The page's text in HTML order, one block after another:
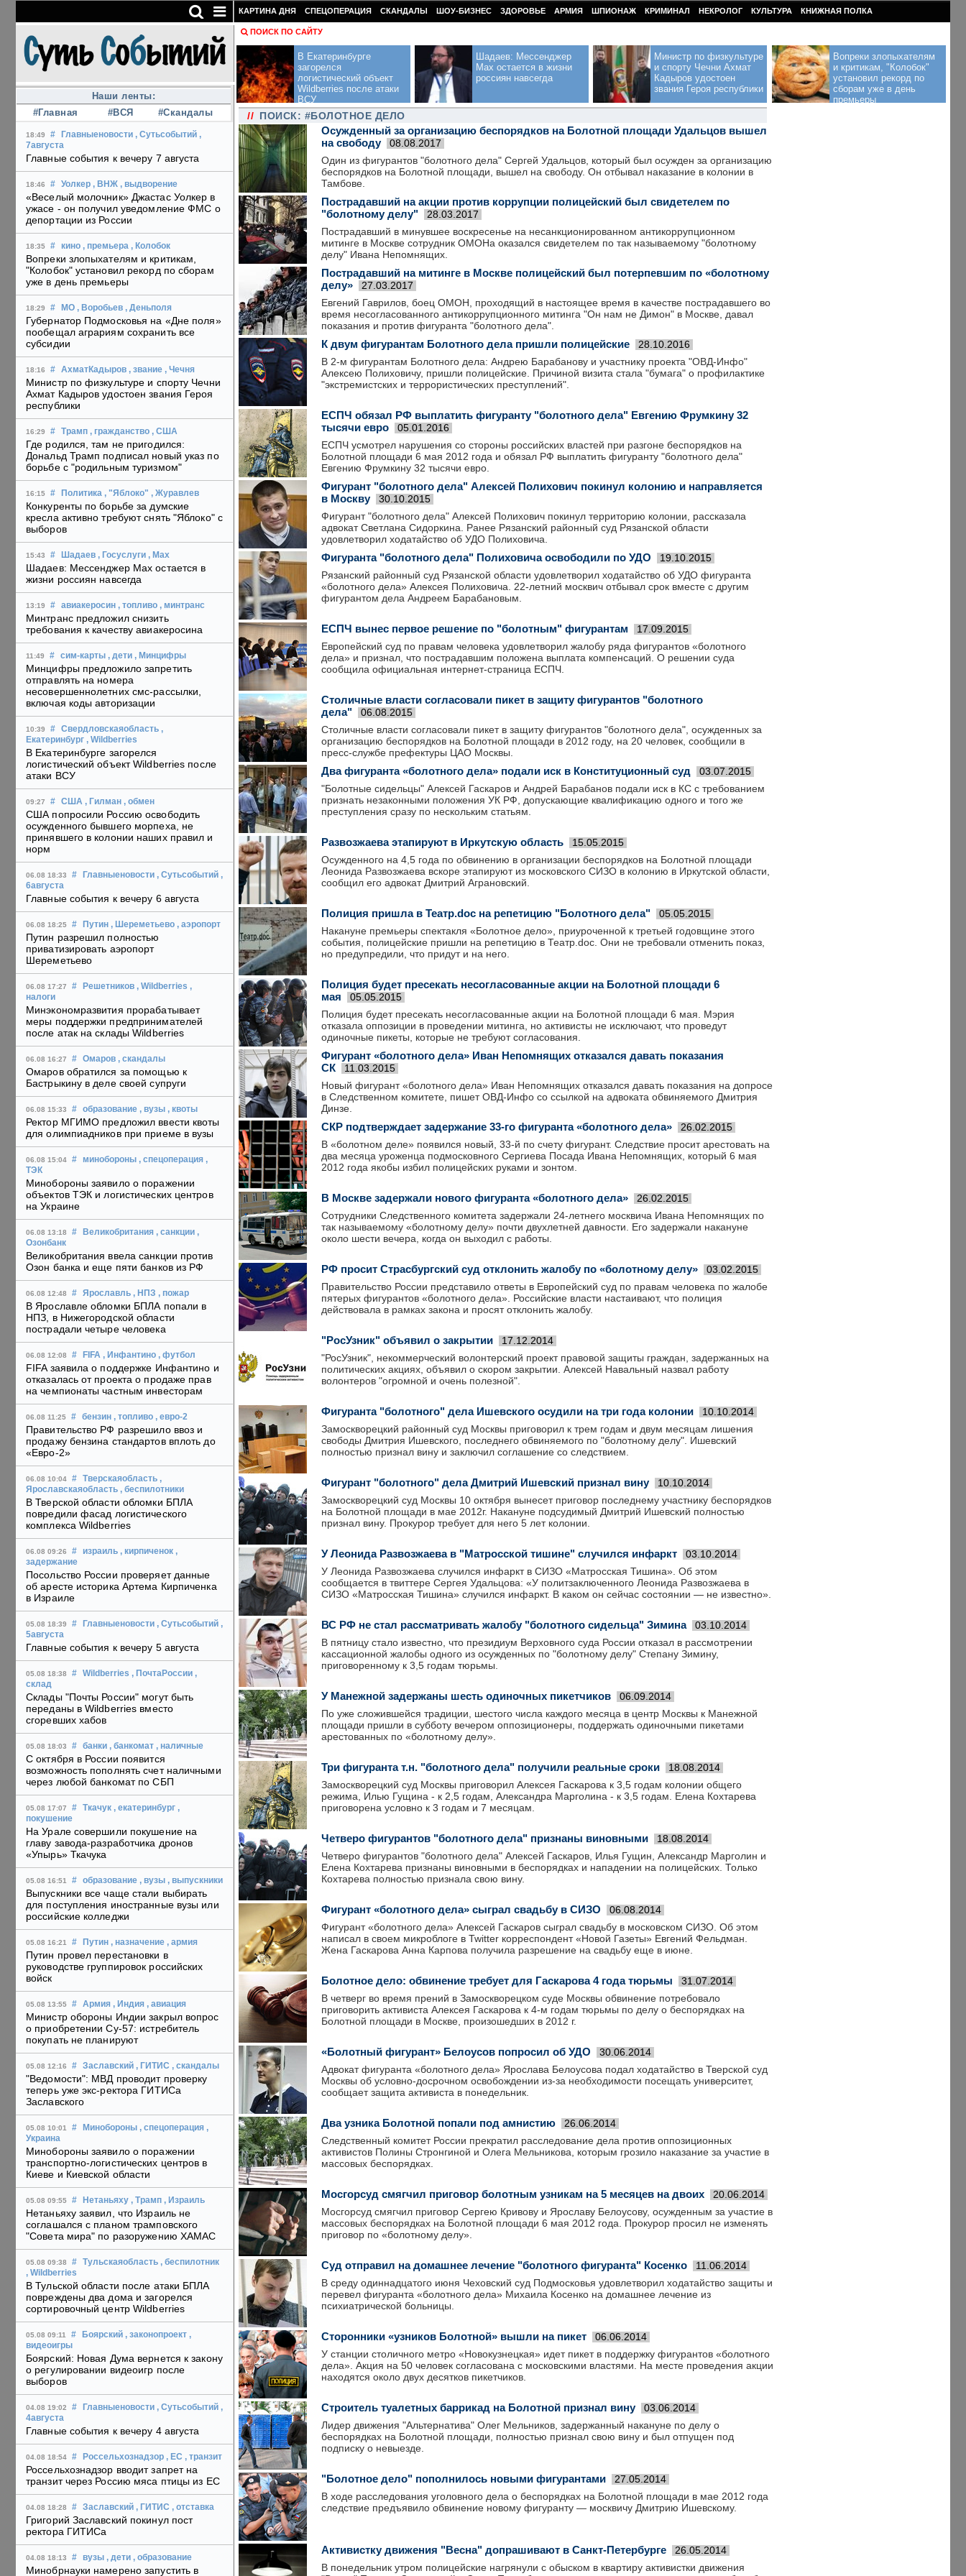
Наши ленты:
#Главная
#ВСЯ #Скандалы
18:49 # Главныеновости , Сутьсобытий ,
7августа
Главные события к вечеру 7 августа
18:46 # Уолкер , ВНЖ , выдворение
«Веселый молочник» Джастас Уолкер в
ужасе - он получил уведомление ФМС о
депортации из России
18:35 # кино , премьера , Колобок
Вопреки злопыхателям и критикам,
"Колобок" установил рекорд по сборам
уже в день премьеры
18:29 # МО , Воробьев , Деньполя
Губернатор Подмосковья на «Дне поля»
пообещал аграриям сохранить все
субсидии
18:16 # АхматКадыров , звание , Чечня
Министр по физкультуре и спорту Чечни
Ахмат Кадыров удостоен звания Героя
республики
16:29 # Трамп , гражданство , США
Где родился, там не пригодился:
Дональд Трамп подписал новый указ по
борьбе с "родильным туризмом"
16:15 # Политика , "Яблоко" , Журавлев
Конкуренты по борьбе за думские
кресла активно требуют снять "Яблоко" с
выборов
15:43 # Шадаев , Госуслуги , Max
Шадаев: Мессенджер Max остается в
жизни россиян навсегда
13:19 # авиакеросин , топливо , минтранс
Минтранс предложил снизить
требования к качеству авиакеросина
11:49 # сим-карты , дети , Минцифры
Минцифры предложило запретить
отправлять на номера
несовершеннолетних смс-рассылки,
включая коды авторизации
10:39 # Свердловскаяобласть ,
Екатеринбург , Wildberries
В Екатеринбурге загорелся
логистический объект Wildberries после
атаки ВСУ
09:27 # США , Гилман , обмен
США попросили Россию освободить
осужденного бывшего морпеха, не
принявшего в колонии наших правил и
норм
06.08 18:33 # Главныеновости , Сутьсобытий ,
6августа
Главные события к вечеру 6 августа
06.08 18:25 # Путин , Шереметьево , аэропорт
Путин разрешил полностью
приватизировать аэропорт
Шереметьево
06.08 17:27 # Решетников , Wildberries ,
налоги
Минэкономразвития прорабатывает
меры поддержки предпринимателей
после атак на склады Wildberries
06.08 16:27 # Омаров , скандалы
Омаров обратился за помощью к
Бастрыкину в деле своей супруги
06.08 15:33 # образование , вузы , квоты
Ректор МГИМО предложил ввести квоты
для олимпиадников при приеме в вузы
06.08 15:04 # минобороны , спецоперация ,
ТЭК
Минобороны заявило о поражении
объектов ТЭК и логистических центров
на Украине
06.08 13:18 # Великобритания , санкции ,
Озонбанк
Великобритания ввела санкции против
Озон банка и еще пяти банков из РФ
06.08 12:48 # Ярославль , НПЗ , пожар
В Ярославле обломки БПЛА попали в
НПЗ, в Нижегородской области
пострадали четыре человека
06.08 12:08 # FIFA , Инфантино , футбол
FIFA заявила о поддержке Инфантино и
отказалась от проекта о продаже прав
на чемпионаты частным инвесторам
06.08 11:25 # бензин , топливо , евро-2
Правительство РФ разрешило ввоз и
продажу бензина стандартов вплоть до
«Евро-2»
06.08 10:04 # Тверскаяобласть ,
Ярославскаяобласть , беспилотники
В Тверской области обломки БПЛА
повредили фасад логистического
комплекса Wildberries
06.08 09:26 # израиль , кирпиченок ,
задержание
Посольство России проверяет данные
об аресте историка Артема Кирпиченка
в Израиле
05.08 18:39 # Главныеновости , Сутьсобытий ,
5августа
Главные события к вечеру 5 августа
05.08 18:38 # Wildberries , ПочтаРоссии ,
склад
Склады "Почты России" могут быть
переданы в Wildberries вместо
сгоревших хабов
05.08 18:03 # банки , банкомат , наличные
С октября в России появится
возможность пополнять счет наличными
через любой банкомат по СБП
05.08 17:07 # Ткачук , екатеринбург ,
покушение
На Урале совершили покушение на
главу завода-разработчика дронов
«Упырь» Ткачука
05.08 16:51 # образование , вузы , выпускники
Выпускники все чаще стали выбирать
для поступления иностранные вузы или
российские колледжи
05.08 16:21 # Путин , назначение , армия
Путин провел перестановки в
руководстве группировок российских
войск
05.08 13:55 # Армия , Индия , авиация
Министр обороны Индии закрыл вопрос
о приобретении Су-57: истребитель
покупать не планируют
05.08 12:16 # Заславский , ГИТИС , скандалы
"Ведомости": МВД проводит проверку
теперь уже экс-ректора ГИТИСа
Заславского
05.08 10:01 # Минобороны , спецоперация ,
Украина
Минобороны заявило о поражении
транспортно-логистических центров в
Киеве и Киевской области
05.08 09:55 # Нетаньяху , Трамп , Израиль
Нетаньяху заявил, что Израиль не
соглашался с планом трамповского
"Совета мира" по разоружению ХАМАС
05.08 09:38 # Тульскаяобласть , беспилотник
, Wildberries
В Тульской области после атаки БПЛА
повреждены два дома и загорелся
сортировочный центр Wildberries
05.08 09:11 # Боярский , законопроект ,
видеоигры
Боярский: Новая Дума вернется к закону
о регулировании видеоигр после
выборов
04.08 19:02 # Главныеновости , Сутьсобытий ,
4августа
Главные события к вечеру 4 августа
04.08 18:54 # Россельхознадзор , ЕС , транзит
Россельхознадзор вводит запрет на
транзит через Россию мяса птицы из ЕС
04.08 18:28 # Заславский , ГИТИС , отставка
Григорий Заславский покинул пост
ректора ГИТИСа
04.08 18:13 # вузы , дети , образование
Минобрнауки намерено запустить в
КАРТИНА ДНЯ СПЕЦОПЕРАЦИЯ СКАНДАЛЫ ШОУ-БИЗНЕС ЗДОРОВЬЕ АРМИЯ ШПИОНАЖ КРИМИНАЛ НЕКРОЛОГ КУЛЬТУРА КНИЖНАЯ ПОЛКА
ПОИСК ПО САЙТУ
В Екатеринбурге
загорелся
логистический объект
Wildberries после атаки
ВСУ
Шадаев: Мессенджер
Max остается в жизни
россиян навсегда
Министр по физкультуре
и спорту Чечни Ахмат
Кадыров удостоен
звания Героя республики
Вопреки злопыхателям
и критикам, "Колобок"
установил рекорд по
сборам уже в день
премьеры
// ПОИСК: #БОЛОТНОЕ ДЕЛО
Осужденный за организацию беспорядков на Болотной площади Удальцов вышел
на свободу
08.08.2017
Один из фигурантов "болотного дела" Сергей Удальцов, который был осужден за организацию
беспорядков на Болотной площади, вышел на свободу. Он отбывал наказание в колонии в
Тамбове.
Пострадавший на акции против коррупции полицейский был свидетелем по
"болотному делу"
28.03.2017
Пострадавший в минувшее воскресенье на несанкционированном антикоррупционном
митинге в Москве сотрудник ОМОНа оказался свидетелем по так называемому "болотному
делу" Ивана Непомнящих.
Пострадавший на митинге в Москве полицейский был потерпевшим по «болотному
делу»
27.03.2017
Евгений Гаврилов, боец ОМОН, проходящий в настоящее время в качестве пострадавшего во
время несогласованного антикоррупционного митинга "Он нам не Димон" в Москве, давал
показания и против фигуранта "болотного дела".
К двум фигурантам Болотного дела пришли полицейские 28.10.2016
В 2-м фигурантам Болотного дела: Андрею Барабанову и участнику проекта "ОВД-Инфо"
Алексею Полиховичу, пришли полицейские. Причиной визита стала "бумага" о профилактике
"экстремистских и террористических преступлений".
ЕСПЧ обязал РФ выплатить фигуранту "болотного дела" Евгению Фрумкину 32
тысячи евро
05.01.2016
ЕСПЧ усмотрел нарушения со стороны российских властей при разгоне беспорядков на
Болотной площади 6 мая 2012 года и обязал РФ выплатить фигуранту "болотного дела"
Евгению Фрумкину 32 тысячи евро.
Фигурант "болотного дела" Алексей Полихович покинул колонию и направляется
в Москву
30.10.2015
Фигурант "болотного дела" Алексей Полихович покинул территорию колонии, рассказала
адвокат Светлана Сидоркина. Ранее Рязанский районный суд Рязанской области
удовлетворил ходатайство об УДО Полиховича.
Фигуранта "болотного дела" Полиховича освободили по УДО 19.10.2015
Рязанский районный суд Рязанской области удовлетворил ходатайство об УДО фигуранта
«болотного дела» Алексея Полиховича. 22-летний москвич отбывал срок вместе с другим
фигурантом дела Андреем Барабановым.
ЕСПЧ вынес первое решение по "болотным" фигурантам 17.09.2015
Европейский суд по правам человека удовлетворил жалобу ряда фигурантов «болотного
дела» и признал, что пострадавшим положена выплата компенсаций. О решении суда
сообщила официальная интернет-страница ЕСПЧ.
Столичные власти согласовали пикет в защиту фигурантов "болотного
дела"
06.08.2015
Столичные власти согласовали пикет в защиту фигурантов "болотного дела", осужденных за
организацию беспорядков на Болотной площади в 2012 году, на 20 человек, сообщили в
пресс-службе префектуры ЦАО Москвы.
Два фигуранта «болотного дела» подали иск в Конституционный суд 03.07.2015
"Болотные сидельцы" Алексей Гаскаров и Андрей Барабанов подали иск в КС с требованием
признать незаконными положения УК РФ, допускающие квалификацию одного и того же
преступления сразу по нескольким статьям.
Развозжаева этапируют в Иркутскую область 15.05.2015
Осужденного на 4,5 года по обвинению в организации беспорядков на Болотной площади
Леонида Развозжаева вскоре этапируют из московского СИЗО в колонию в Иркутской области,
сообщил его адвокат Дмитрий Аграновский.
Полиция пришла в Театр.doc на репетицию "Болотного дела" 05.05.2015
Накануне премьеры спектакля «Болотное дело», приуроченной к третьей годовщине этого
события, полицейские пришли на репетицию в Театр.doc. Они не требовали отменить показ,
но предупредили, что придут и на него.
Полиция будет пресекать несогласованные акции на Болотной площади 6
мая
05.05.2015
Полиция будет пресекать несогласованные акции на Болотной площади 6 мая. Мэрия
отказала оппозиции в проведении митинга, но активисты не исключают, что проведут
одиночные пикеты, которые не требуют согласования.
Фигурант «болотного дела» Иван Непомнящих отказался давать показания
СК
11.03.2015
Новый фигурант «болотного дела» Иван Непомнящих отказался давать показания на допросе
в Следственном комитете, пишет ОВД-Инфо со ссылкой на адвоката обвиняемого Дмитрия
Динзе.
СКР подтверждает задержание 33-го фигуранта «болотного дела» 26.02.2015
В «болотном деле» появился новый, 33-й по счету фигурант. Следствие просит арестовать на
два месяца уроженца подмосковного Сергиева Посада Ивана Непомнящих, который 6 мая
2012 года якобы избил полицейских руками и зонтом.
В Москве задержали нового фигуранта «болотного дела» 26.02.2015
Сотрудники Следственного комитета задержали 24-летнего москвича Ивана Непомнящих по
так называемому «болотному делу» почти двухлетней давности. Его задержали накануне
около шести вечера, когда он выходил с работы.
РФ просит Страсбургский суд отклонить жалобу по «болотному делу» 03.02.2015
Правительство России представило ответы в Европейский суд по правам человека по жалобе
пятерых фигурантов «болотного дела». Российские власти настаивают, что полиция
действовала в рамках закона и просят отклонить жалобу.
"РосУзник" объявил о закрытии 17.12.2014
"РосУзник", некоммерческий волонтерский проект правовой защиты граждан, задержанных на
политических акциях, объявил о скором закрытии. Алексей Навальный назвал работу
волонтеров "огромной и очень полезной".
Фигуранта "болотного" дела Ишевского осудили на три года колонии 10.10.2014
Замоскворецкий районный суд Москвы приговорил к трем годам и двум месяцам лишения
свободы Дмитрия Ишевского, последнего обвиняемого по "болотному делу". Ишевский
полностью признал вину и заключил соглашение со следствием.
Фигурант "болотного" дела Дмитрий Ишевский признал вину 10.10.2014
Замоскворецкий суд Москвы 10 октября вынесет приговор последнему участнику беспорядков
на Болотной площади в мае 2012г. Накануне подсудимый Дмитрий Ишевский полностью
признал вину. Прокурор требует для него 5 лет колонии.
У Леонида Развозжаева в "Матросской тишине" случился инфаркт 03.10.2014
У Леонида Развозжаева случился инфаркт в СИЗО «Матросская Тишина». Об этом
сообщается в твиттере Сергея Удальцова: «У политзаключенного Леонида Развозжаева в
СИЗО «Матросская Тишина» случился инфаркт. В каком он сейчас состоянии — не известно».
ВС РФ не стал рассматривать жалобу "болотного сидельца" Зимина 03.10.2014
В пятницу стало известно, что президиум Верховного суда России отказал в рассмотрении
кассационной жалобы одного из осужденных по "болотному делу" Степану Зимину,
приговоренному к 3,5 годам тюрьмы.
У Манежной задержаны шесть одиночных пикетчиков 06.09.2014
По уже сложившейся традиции, шестого числа каждого месяца в центр Москвы к Манежной
площади пришли в субботу вечером оппозиционеры, поддержать одиночными пикетами
арестованных по «болотному делу».
Три фигуранта т.н. "болотного дела" получили реальные сроки 18.08.2014
Замоскворецкий суд Москвы приговорил Алексея Гаскарова к 3,5 годам колонии общего
режима, Илью Гущина - к 2,5 годам, Александра Марголина - к 3,5 годам. Елена Кохтарева
приговорена условно к 3 годам и 7 месяцам.
Четверо фигурантов "болотного дела" признаны виновными 18.08.2014
Четверо фигурантов "болотного дела" Алексей Гаскаров, Илья Гущин, Александр Марголин и
Елена Кохтарева признаны виновными в беспорядках и нападении на полицейских. Только
Кохтарева полностью признала свою вину.
Фигурант «болотного дела» сыграл свадьбу в СИЗО 06.08.2014
Фигурант «болотного дела» Алексей Гаскаров сыграл свадьбу в московском СИЗО. Об этом
написал в своем микроблоге в Twitter корреспондент «Новой Газеты» Евгений Фельдман.
Жена Гаскарова Анна Карпова получила разрешение на свадьбу еще в июне.
Болотное дело: обвинение требует для Гаскарова 4 года тюрьмы 31.07.2014
В четверг во время прений в Замоскворецком суде Москвы обвинение потребовало
приговорить активиста Алексея Гаскарова к 4-м годам тюрьмы по делу о беспорядках на
Болотной площади в Москве, произошедших в 2012 г.
«Болотный фигурант» Белоусов попросил об УДО 30.06.2014
Адвокат фигуранта «болотного дела» Ярослава Белоусова подал ходатайство в Тверской суд
Москвы об условно-досрочном освобождении из-за необходимости посещать университет,
сообщает защита активиста в понедельник.
Два узника Болотной попали под амнистию 26.06.2014
Следственный комитет России прекратил расследование дела против оппозиционных
активистов Полины Стронгиной и Олега Мельникова, которым грозило наказание за участие в
массовых беспорядках.
Мосгорсуд смягчил приговор болотным узникам на 5 месяцев на двоих 20.06.2014
Мосгорсуд смягчил приговор Сергею Кривову и Ярославу Белоусову, осужденным за участие в
массовых беспорядках на Болотной площади 6 мая 2012 года. Прокурор просил не изменять
приговор по «болотному делу».
Суд отправил на домашнее лечение "болотного фигуранта" Косенко 11.06.2014
В среду одиннадцатого июня Чеховский суд Подмосковья удовлетворил ходатайство защиты и
перевел фигуранта «болотного дела» Михаила Косенко на домашнее лечение из
психиатрической больницы.
Сторонники «узников Болотной» вышли на пикет 06.06.2014
У станции столичного метро «Новокузнецкая» идет пикет в поддержку фигурантов «болотного
дела». Акция на 50 человек согласована с московскими властями. На месте проведения акции
находятся около двух десятков пикетчиков.
Строитель туалетных баррикад на Болотной признал вину 03.06.2014
Лидер движения "Альтернатива" Олег Мельников, задержанный накануне по делу о
беспорядках на Болотной площади, полностью признал свою вину и был отпущен под
подписку о невыезде.
"Болотное дело" пополнилось новыми фигурантами 27.05.2014
В ходе расследования уголовного дела о беспорядках на Болотной площади в мае 2012 года
следствие предъявило обвинение новому фигуранту — москвичу Дмитрию Ишевскому.
Активистку движения "Весна" допрашивают в Санкт-Петербурге 26.05.2014
В понедельник утром полицейские нагрянули с обыском в квартиру активистки движения